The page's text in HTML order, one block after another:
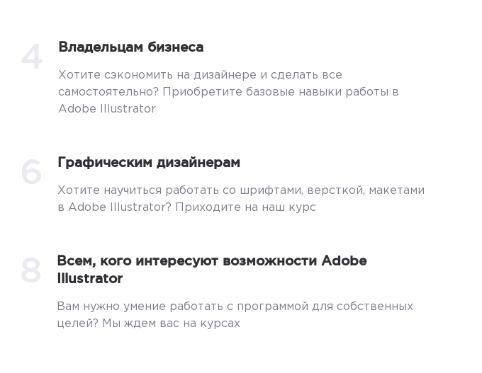
Владельцам бизнеса
Хотите сэкономить на дизайнере и сделать все
самостоятельно? Приобретите базовые навыки работы в
Adobe Illustrator
Графическим дизайнерам
Хотите научиться работать со шрифтами, версткой, макетами
в Adobe Illustrator? Приходите на наш курс
Всем, кого интересуют возможности Adobe
Illustrator
Вам нужно умение работать с программой для собственных
целей? Мы ждем вас на курсах